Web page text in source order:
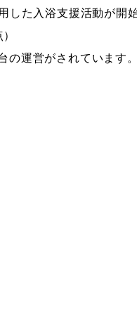
た入浴支援活動が開
の運営がされています